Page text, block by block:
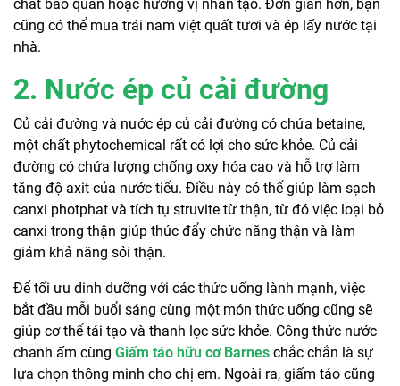
chất bảo quản hoặc hương vị nhân tạo. Đơn giản hơn, bạn
cũng có thể mua trái nam việt quất tươi và ép lấy nước tại
nhà.
2. Nước ép củ cải đường
Củ cải đường và nước ép củ cải đường có chứa betaine,
một chất phytochemical rất có lợi cho sức khỏe. Củ cải
đường có chứa lượng chống oxy hóa cao và hỗ trợ làm
tăng độ axit của nước tiểu. Điều này có thể giúp làm sạch
canxi photphat và tích tụ struvite từ thận, từ đó việc loại bỏ
canxi trong thận giúp thúc đẩy chức năng thận và làm
giảm khả năng sỏi thận.
Để tối ưu dinh dưỡng với các thức uống lành mạnh, việc
bắt đầu mỗi buổi sáng cùng một món thức uống cũng sẽ
giúp cơ thể tái tạo và thanh lọc sức khỏe. Công thức nước
chanh ấm cùng Giấm táo hữu cơ Barnes chắc chắn là sự
lựa chọn thông minh cho chị em. Ngoài ra, giấm táo cũng